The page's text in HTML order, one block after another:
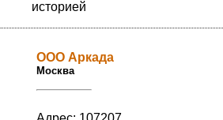
историей
ООО Аркада
Москва